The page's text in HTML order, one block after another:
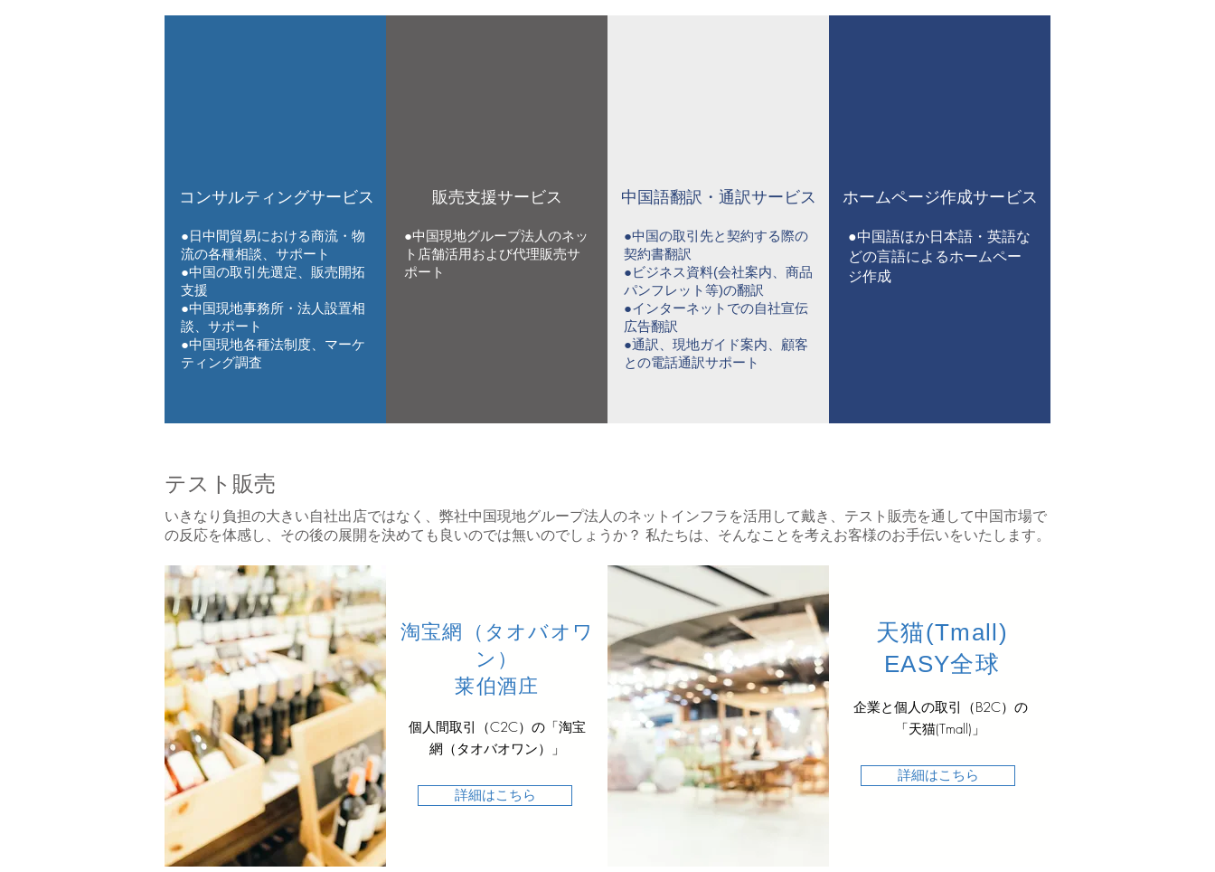
コンサルティングサービス
●日中間貿易における商流・物
流の各種相談、サポート
●中国の取引先選定、販売開拓
支援
●中国現地事務所・法人設置相
談、サポート
●中国現地各種法制度、マーケ
ティング調査
販売支援サービス
●中国現地グループ法人のネッ
ト店舗活用および代理販売サ
ポート
中国語翻訳・通訳サービス
●中国の取引先と契約する際の
契約書翻訳
●ビジネス資料(会社案内、商品
パンフレット等)の翻訳
●インターネットでの自社宣伝
広告翻訳
●通訳、現地ガイド案内、顧客
との電話通訳サポート
ホームページ作成サービス
●中国語ほか日本語・英語な
どの言語によるホームペー
ジ作成
テスト販売
いきなり負担の大きい自社出店ではなく、弊社中国現地グループ法人のネットインフラを活用して戴き、テスト販売を通して中国市場で
の反応を体感し、その後の展開を決めても良いのでは無いのでしょうか？ 私たちは、そんなことを考えお客様のお手伝いをいたします。
淘宝網（タオバオワ
ン）
莱伯酒庄
個人間取引（C2C）の「淘宝
網（タオバオワン）」
詳細はこちら
天猫(Tmall)
EASY全球
企業と個人の取引（B2C）の
「天猫(Tmall)」
詳細はこちら